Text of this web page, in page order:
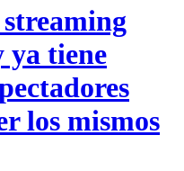
ya tiene
los mismos